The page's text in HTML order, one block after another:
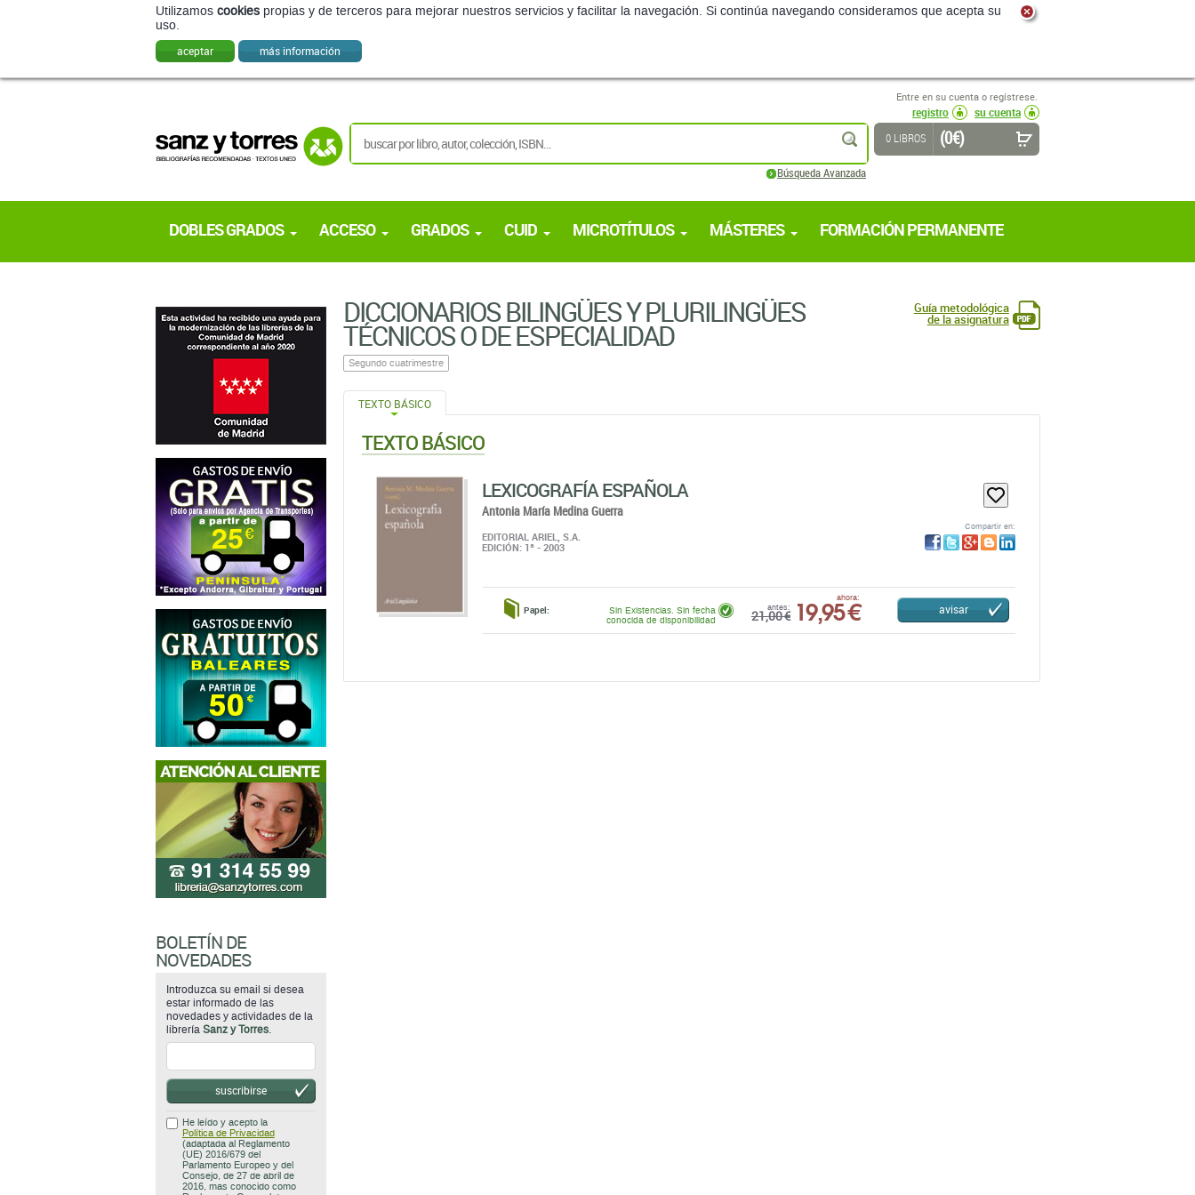
Utilizamos cookies propias y de terceros para mejorar nuestros servicios y facilitar la navegación. Si continúa navegando consideramos que acepta su
uso.
aceptar más información
Entre en su cuenta o regístrese.
registro
su cuenta
buscar
Búsqueda Avanzada
0 LIBROS (0 €)
DOBLES GRADOS ACCESO GRADOS CUID MICROTÍTULOS MÁSTERES FORMACIÓN PERMANENTE
DICCIONARIOS BILINGÜES Y PLURILINGÜES
TÉCNICOS O DE ESPECIALIDAD
Segundo cuatrimestre
Guía metodológica
de la asignatura
TEXTO BÁSICO
TEXTO BÁSICO
LEXICOGRAFÍA ESPAÑOLA
Antonia María Medina Guerra
EDITORIAL ARIEL, S.A.
EDICIÓN: 1ª - 2003
Compartir en:
Papel: antes:
21,00 €
ahora:
19,95 €
Sin Existencias. Sin fecha
conocida de disponibilidad
avisar
BOLETÍN DE
NOVEDADES
Introduzca su email si desea
estar informado de las
novedades y actividades de la
librería Sanz y Torres.
suscribirse
He leído y acepto la
Política de Privacidad
(adaptada al Reglamento
(UE) 2016/679 del
Parlamento Europeo y del
Consejo, de 27 de abril de
2016, mas conocido como